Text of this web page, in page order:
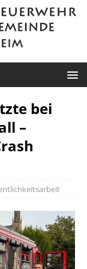
bei
–
Hilfe bei